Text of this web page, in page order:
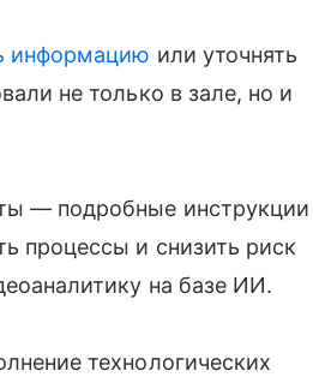
информацию или уточнять
не только в зале, но и
— подробные инструкции
процессы и снизить риск
на базе ИИ.
технологических